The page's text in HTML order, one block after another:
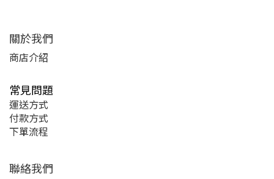
關於我們
商店介紹
常見問題
運送方式
付款方式
下單流程
聯絡我們